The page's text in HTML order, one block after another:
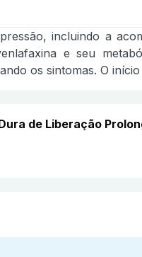
incluindo a
e seu
os sintomas. O
de Liberação